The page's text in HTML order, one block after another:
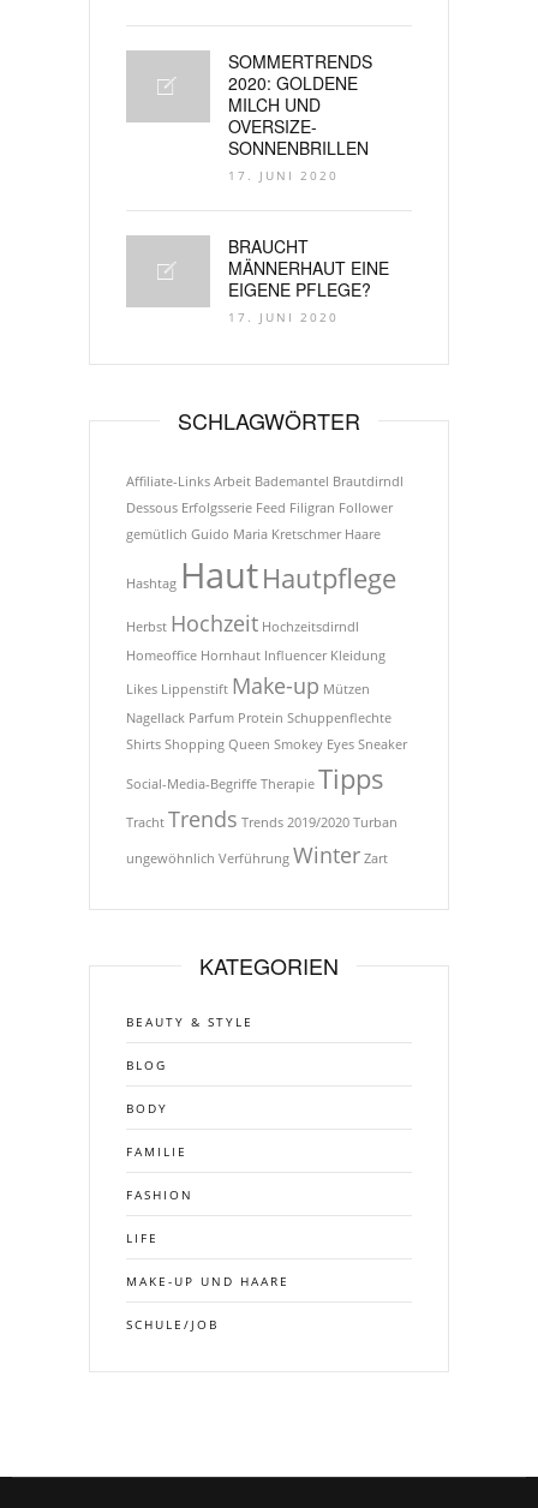
SOMMERTRENDS
2020: GOLDENE
MILCH UND
OVERSIZE-
SONNENBRILLEN
17. JUNI 2020
BRAUCHT
MÄNNERHAUT EINE
EIGENE PFLEGE?
17. JUNI 2020
SCHLAGWÖRTER
Affiliate-Links Arbeit Bademantel Brautdirndl
Dessous Erfolgsserie Feed Filigran Follower
gemütlich Guido Maria Kretschmer Haare
Hashtag HautHautpflege
Herbst Hochzeit Hochzeitsdirndl
Homeoffice Hornhaut Influencer Kleidung
Likes Lippenstift Make-up Mützen
Nagellack Parfum Protein Schuppenflechte
Shirts Shopping Queen Smokey Eyes Sneaker
Social-Media-Begriffe Therapie Tipps
Tracht Trends Trends 2019/2020 Turban
ungewöhnlich Verführung Winter Zart
KATEGORIEN
BEAUTY & STYLE
BLOG
BODY
FAMILIE
FASHION
LIFE
MAKE-UP UND HAARE
SCHULE/JOB